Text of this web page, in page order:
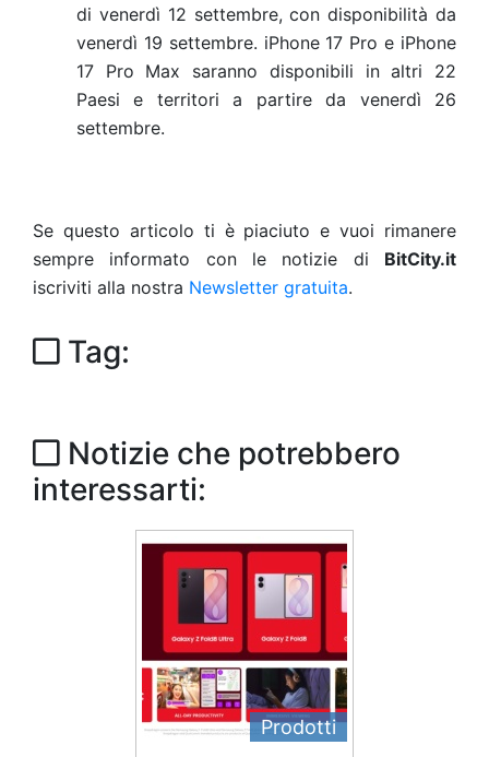
di venerdì 12 settembre, con disponibilità da
venerdì 19 settembre. iPhone 17 Pro e iPhone
17 Pro Max saranno disponibili in altri 22
Paesi e territori a partire da venerdì 26
settembre.
Se questo articolo ti è piaciuto e vuoi rimanere
sempre informato con le notizie di BitCity.it
iscriviti alla nostra Newsletter gratuita.
Tag:
Notizie che potrebbero
interessarti:
Prodotti